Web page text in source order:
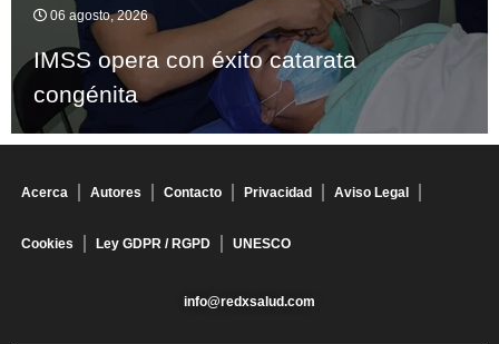
06 agosto, 2026
IMSS opera con éxito catarata
congénita
Acerca Autores Contacto Privacidad Aviso Legal
Cookies Ley GDPR / RGPD UNESCO
info@redxsalud.com